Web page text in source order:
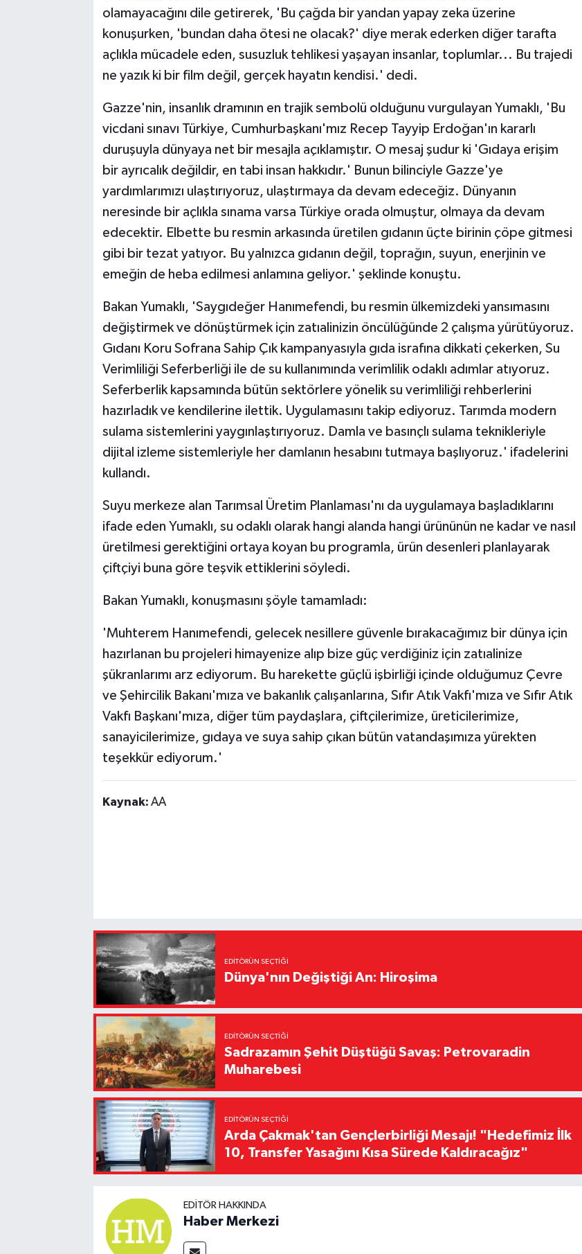
olamayacağını dile getirerek, 'Bu çağda bir yandan yapay zeka üzerine
konuşurken, 'bundan daha ötesi ne olacak?' diye merak ederken diğer tarafta
açlıkla mücadele eden, susuzluk tehlikesi yaşayan insanlar, toplumlar... Bu trajedi
ne yazık ki bir film değil, gerçek hayatın kendisi.' dedi.
Gazze'nin, insanlık dramının en trajik sembolü olduğunu vurgulayan Yumaklı, 'Bu
vicdani sınavı Türkiye, Cumhurbaşkanı'mız Recep Tayyip Erdoğan'ın kararlı
duruşuyla dünyaya net bir mesajla açıklamıştır. O mesaj şudur ki 'Gıdaya erişim
bir ayrıcalık değildir, en tabi insan hakkıdır.' Bunun bilinciyle Gazze'ye
yardımlarımızı ulaştırıyoruz, ulaştırmaya da devam edeceğiz. Dünyanın
neresinde bir açlıkla sınama varsa Türkiye orada olmuştur, olmaya da devam
edecektir. Elbette bu resmin arkasında üretilen gıdanın üçte birinin çöpe gitmesi
gibi bir tezat yatıyor. Bu yalnızca gıdanın değil, toprağın, suyun, enerjinin ve
emeğin de heba edilmesi anlamına geliyor.' şeklinde konuştu.
Bakan Yumaklı, 'Saygıdeğer Hanımefendi, bu resmin ülkemizdeki yansımasını
değiştirmek ve dönüştürmek için zatıalinizin öncülüğünde 2 çalışma yürütüyoruz.
Gıdanı Koru Sofrana Sahip Çık kampanyasıyla gıda israfına dikkati çekerken, Su
Verimliliği Seferberliği ile de su kullanımında verimlilik odaklı adımlar atıyoruz.
Seferberlik kapsamında bütün sektörlere yönelik su verimliliği rehberlerini
hazırladık ve kendilerine ilettik. Uygulamasını takip ediyoruz. Tarımda modern
sulama sistemlerini yaygınlaştırıyoruz. Damla ve basınçlı sulama teknikleriyle
dijital izleme sistemleriyle her damlanın hesabını tutmaya başlıyoruz.' ifadelerini
kullandı.
Suyu merkeze alan Tarımsal Üretim Planlaması'nı da uygulamaya başladıklarını
ifade eden Yumaklı, su odaklı olarak hangi alanda hangi ürününün ne kadar ve nasıl
üretilmesi gerektiğini ortaya koyan bu programla, ürün desenleri planlayarak
çiftçiyi buna göre teşvik ettiklerini söyledi.
Bakan Yumaklı, konuşmasını şöyle tamamladı:
'Muhterem Hanımefendi, gelecek nesillere güvenle bırakacağımız bir dünya için
hazırlanan bu projeleri himayenize alıp bize güç verdiğiniz için zatıalinize
şükranlarımı arz ediyorum. Bu harekette güçlü işbirliği içinde olduğumuz Çevre
ve Şehircilik Bakanı'mıza ve bakanlık çalışanlarına, Sıfır Atık Vakfı'mıza ve Sıfır Atık
Vakfı Başkanı'mıza, diğer tüm paydaşlara, çiftçilerimize, üreticilerimize,
sanayicilerimize, gıdaya ve suya sahip çıkan bütün vatandaşımıza yürekten
teşekkür ediyorum.'
Kaynak: AA
EDITÖRÜN SEÇTIĞI
Dünya'nın Değiştiği An: Hiroşima
EDITÖRÜN SEÇTIĞI
Sadrazamın Şehit Düştüğü Savaş: Petrovaradin
Muharebesi
EDITÖRÜN SEÇTIĞI
Arda Çakmak'tan Gençlerbirliği Mesajı! "Hedefimiz İlk
10, Transfer Yasağını Kısa Sürede Kaldıracağız"
EDITÖR HAKKINDA
Haber Merkezi